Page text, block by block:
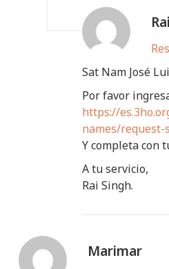
Sat Nam José
Por favor
https://
names/
Y completa con
A tu servicio,
Rai Singh.
Marimar